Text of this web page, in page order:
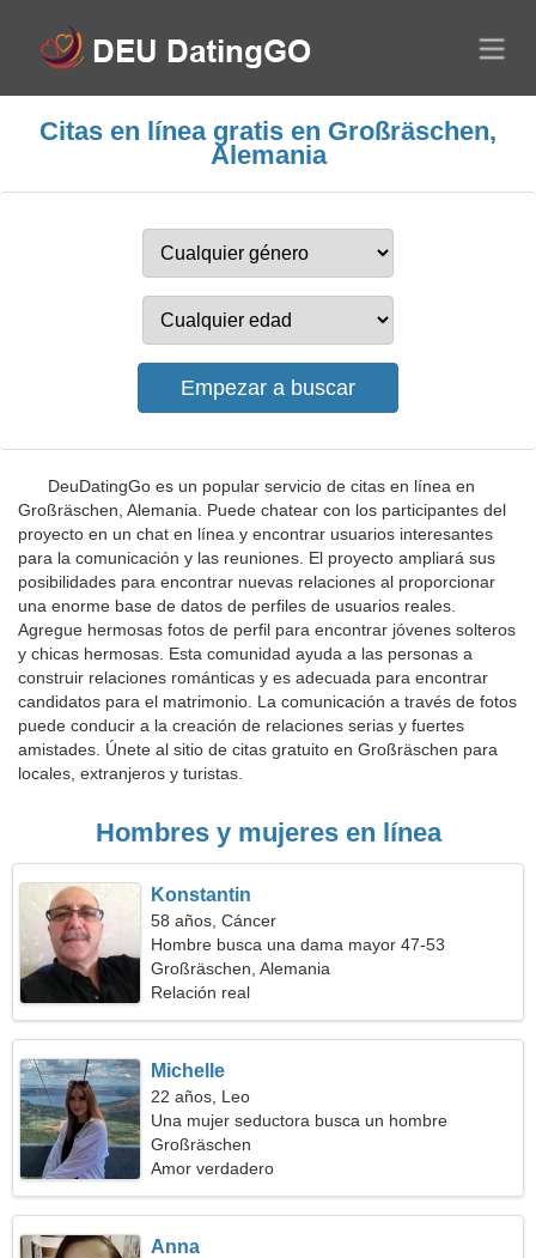
Citas en línea gratis en Großräschen,
Alemania
DeuDatingGo es un popular servicio de citas en línea en
Großräschen, Alemania. Puede chatear con los participantes del
proyecto en un chat en línea y encontrar usuarios interesantes
para la comunicación y las reuniones. El proyecto ampliará sus
posibilidades para encontrar nuevas relaciones al proporcionar
una enorme base de datos de perfiles de usuarios reales.
Agregue hermosas fotos de perfil para encontrar jóvenes solteros
y chicas hermosas. Esta comunidad ayuda a las personas a
construir relaciones románticas y es adecuada para encontrar
candidatos para el matrimonio. La comunicación a través de fotos
puede conducir a la creación de relaciones serias y fuertes
amistades. Únete al sitio de citas gratuito en Großräschen para
locales, extranjeros y turistas.
Hombres y mujeres en línea
Konstantin
58 años, Cáncer
Hombre busca una dama mayor 47-53
Großräschen, Alemania
Relación real
Michelle
22 años, Leo
Una mujer seductora busca un hombre
Großräschen
Amor verdadero
Anna